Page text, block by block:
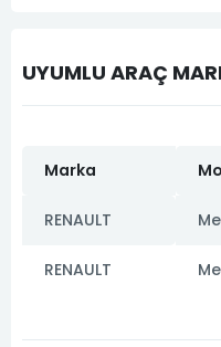
UYUMLU ARAÇ
Marka
RENAULT
RENAULT